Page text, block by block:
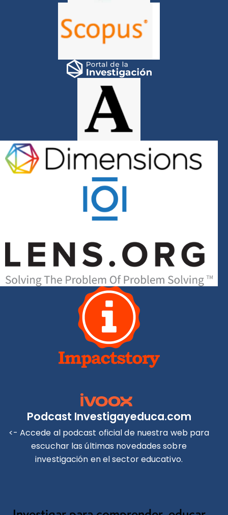
Podcast Investigayeduca.com
<- Accede al podcast oficial de nuestra web para
escuchar las últimas novedades sobre
investigación en el sector educativo.